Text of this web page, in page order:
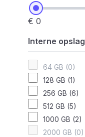
€ 0
Interne opslag
64 GB (0)
128 GB (1)
256 GB (6)
512 GB (5)
1000 GB (2)
2000 GB (0)